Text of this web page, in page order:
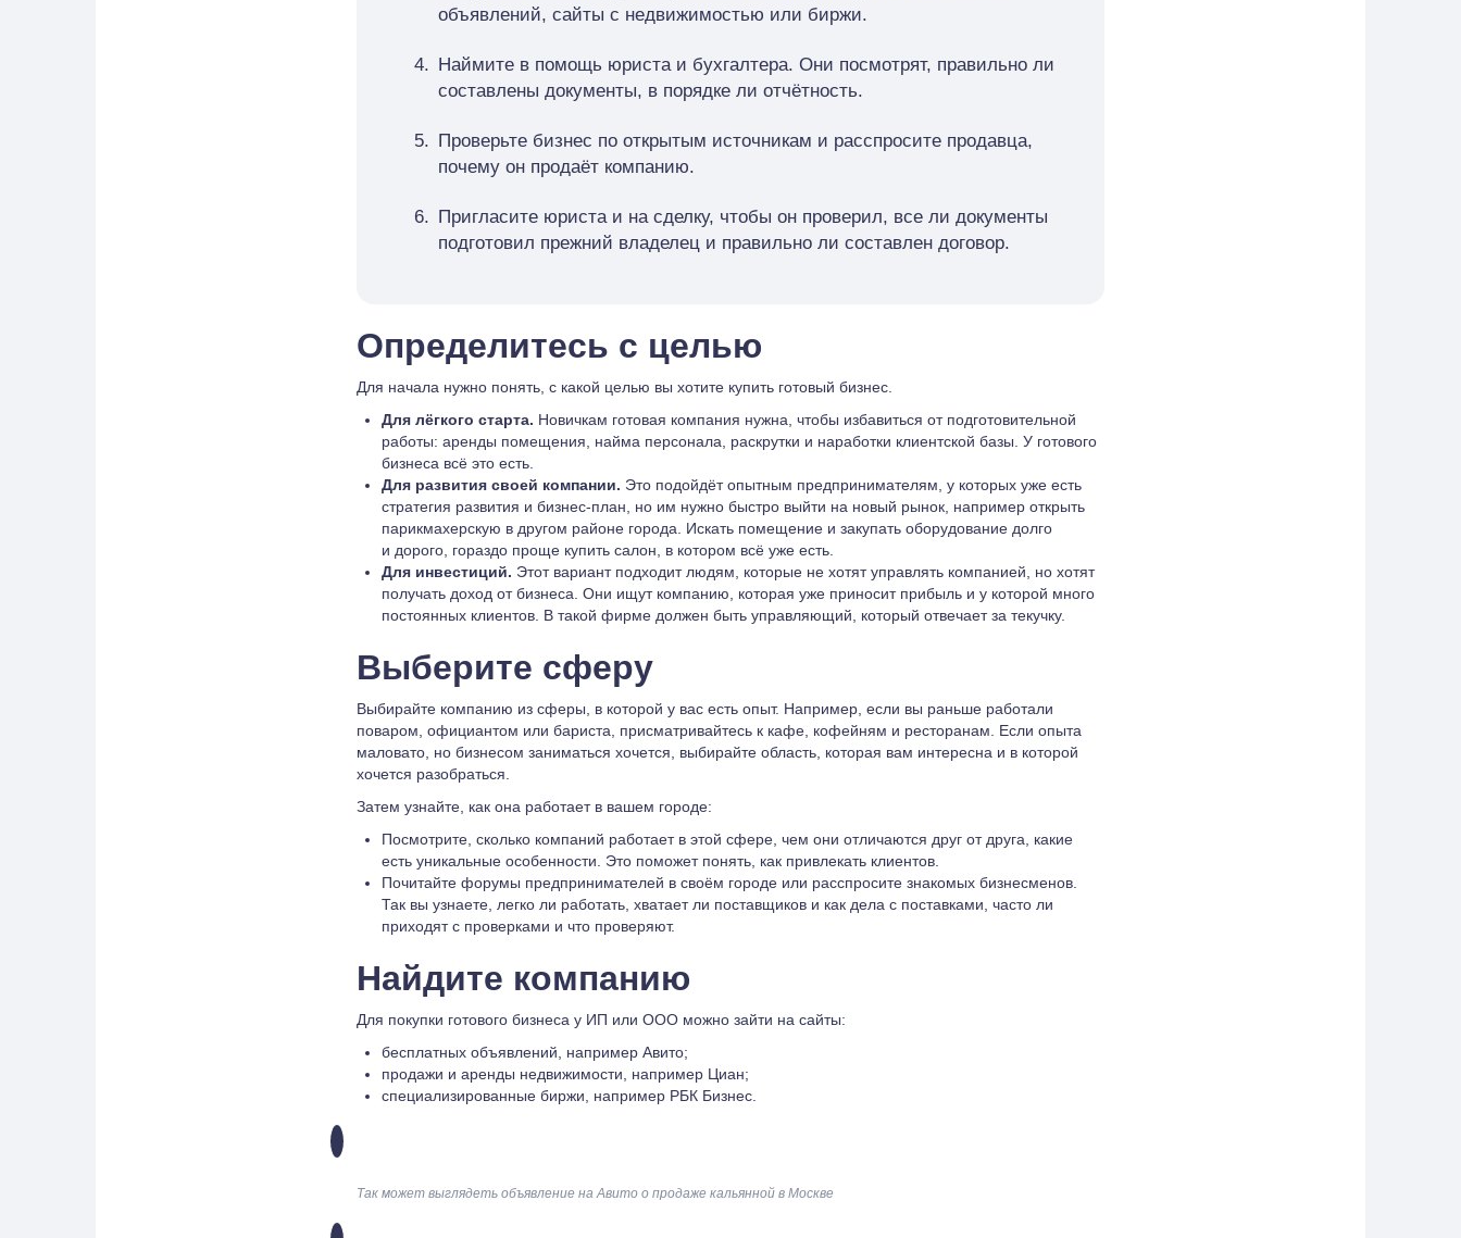
объявлений, сайты с недвижимостью или биржи.
Наймите в помощь юриста и бухгалтера. Они посмотрят, правильно ли
составлены документы, в порядке ли отчётность.
Проверьте бизнес по открытым источникам и расспросите продавца,
почему он продаёт компанию.
Пригласите юриста и на сделку, чтобы он проверил, все ли документы
подготовил прежний владелец и правильно ли составлен договор.
Определитесь с целью
Для начала нужно понять, с какой целью вы хотите купить готовый бизнес.
Для лёгкого старта. Новичкам готовая компания нужна, чтобы избавиться от подготовительной
работы: аренды помещения, найма персонала, раскрутки и наработки клиентской базы. У готового
бизнеса всё это есть.
Для развития своей компании. Это подойдёт опытным предпринимателям, у которых уже есть
стратегия развития и бизнес-план, но им нужно быстро выйти на новый рынок, например открыть
парикмахерскую в другом районе города. Искать помещение и закупать оборудование долго
и дорого, гораздо проще купить салон, в котором всё уже есть.
Для инвестиций. Этот вариант подходит людям, которые не хотят управлять компанией, но хотят
получать доход от бизнеса. Они ищут компанию, которая уже приносит прибыль и у которой много
постоянных клиентов. В такой фирме должен быть управляющий, который отвечает за текучку.
Выберите сферу
Выбирайте компанию из сферы, в которой у вас есть опыт. Например, если вы раньше работали
поваром, официантом или бариста, присматривайтесь к кафе, кофейням и ресторанам. Если опыта
маловато, но бизнесом заниматься хочется, выбирайте область, которая вам интересна и в которой
хочется разобраться.
Затем узнайте, как она работает в вашем городе:
Посмотрите, сколько компаний работает в этой сфере, чем они отличаются друг от друга, какие
есть уникальные особенности. Это поможет понять, как привлекать клиентов.
Почитайте форумы предпринимателей в своём городе или расспросите знакомых бизнесменов.
Так вы узнаете, легко ли работать, хватает ли поставщиков и как дела с поставками, часто ли
приходят с проверками и что проверяют.
Найдите компанию
Для покупки готового бизнеса у ИП или ООО можно зайти на сайты:
бесплатных объявлений, например Авито;
продажи и аренды недвижимости, например Циан;
специализированные биржи, например РБК Бизнес.
Так может выглядеть объявление на Авито о продаже кальянной в Москве